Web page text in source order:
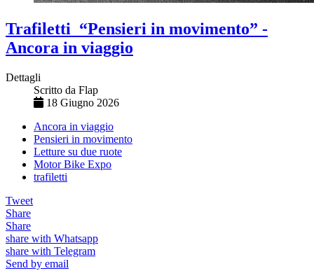
Trafiletti “Pensieri in movimento” -
Ancora in viaggio
Dettagli
Scritto da Flap
18 Giugno 2026
Ancora in viaggio
Pensieri in movimento
Letture su due ruote
Motor Bike Expo
trafiletti
Tweet
Share
Share
share with Whatsapp
share with Telegram
Send by email